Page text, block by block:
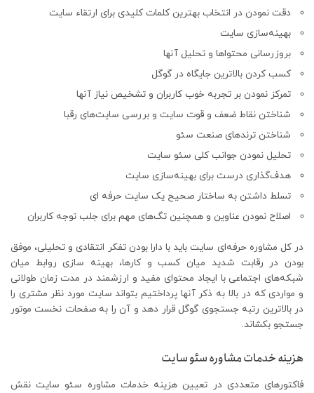
دقت نمودن در انتخاب بهترین کلمات کلیدی برای ارتقاء سایت
بهینه‌سازی سایت
بروزرسانی محتواها و تحلیل آنها
کسب کردن بالاترین جایگاه در گوگل
تمرکز نمودن بر تجربه خوب کاربران و تشخیص نیاز آنها
شناختن نقاط ضعف و قوت سایت و بررسی سایت‌های رقبا
شناختن ترندهای صنعت سئو
تحلیل نمودن جوانب کلی سئو سایت
هدف‌گذاری درست برای بهینه‌سازی سایت
تسلط داشتن به ساختار صحیح یک سایت حرفه ای
اصلاح نمودن عناوین و همچنین تگ‌های مهم برای جلب توجه کاربران
در کل مشاوره حرفه‌ای سایت باید با دارا بودن تفکر انتقادی و تحلیلی، موفق
بودن در رقابت شدید میان کسب و کارها، بهینه سازی روابط میان
شبکه‌های اجتماعی با ایجاد محتوای مفید و ارزشمند در مدت زمان طولانی
و مواردی که در بالا به ذکر آنها پرداختیم بتواند سایت مورد نظر مشتری را
در بالاترین رتبه جستجوی گوگل قرار دهد و آن را به صفحات نخست موتور
جستجو بکشاند.
هزینه خدمات مشاوره سئو سایت
فاکتورهای متعددی در تعیین هزینه خدمات مشاوره سئو سایت نقش